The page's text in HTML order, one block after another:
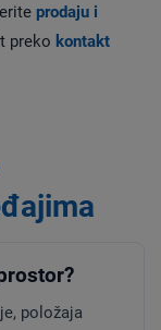
prodaju i
preko kontakt
položaja